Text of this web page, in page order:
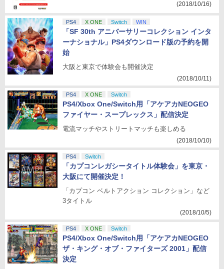
(2018/10/16)
PS4 X ONE Switch WIN
「SF 30th アニバーサリーコレクション インタ
ーナショナル」PS4ダウンロード版の予約を開
始
大阪と東京で体験会も開催決定
(2018/10/11)
PS4 X ONE Switch
PS4/Xbox One/Switch用「アケアカNEOGEO
ファイヤー・スープレックス」配信決定
電流マッチやストリートマッチも楽しめる
(2018/10/10)
PS4 Switch
「カプコンレガシータイトル体験会」を東京・
大阪にて開催決定！
「カプコン ベルトアクション コレクション」など
3タイトル
(2018/10/5)
PS4 X ONE Switch
PS4/Xbox One/Switch用「アケアカNEOGEO
ザ・キング・オブ・ファイターズ 2001」配信
決定